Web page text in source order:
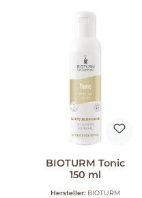
BIOTURM Tonic
150 ml
Hersteller: BIOTURM